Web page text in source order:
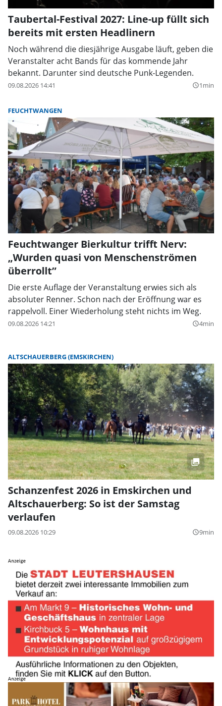
Taubertal-Festival 2027: Line-up füllt sich
bereits mit ersten Headlinern
Noch während die diesjährige Ausgabe läuft, geben die
Veranstalter acht Bands für das kommende Jahr
bekannt. Darunter sind deutsche Punk-Legenden.
09.08.2026 14:41 query_builder1min
FEUCHTWANGEN
Feuchtwanger Bierkultur trifft Nerv:
„Wurden quasi von Menschenströmen
überrollt”
Die erste Auflage der Veranstaltung erwies sich als
absoluter Renner. Schon nach der Eröffnung war es
rappelvoll. Einer Wiederholung steht nichts im Weg.
09.08.2026 14:21 query_builder4min
ALTSCHAUERBERG (EMSKIRCHEN)
Schanzenfest 2026 in Emskirchen und
Altschauerberg: So ist der Samstag
verlaufen
09.08.2026 10:29 query_builder9min